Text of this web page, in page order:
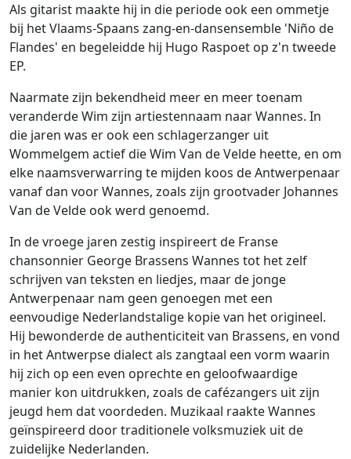
Als gitarist maakte hij in die periode ook een ommetje
bij het Vlaams-Spaans zang-en-dansensemble 'Niño de
Flandes' en begeleidde hij Hugo Raspoet op z'n tweede
EP.
Naarmate zijn bekendheid meer en meer toenam
veranderde Wim zijn artiestennaam naar Wannes. In
die jaren was er ook een schlagerzanger uit
Wommelgem actief die Wim Van de Velde heette, en om
elke naamsverwarring te mijden koos de Antwerpenaar
vanaf dan voor Wannes, zoals zijn grootvader Johannes
Van de Velde ook werd genoemd.
In de vroege jaren zestig inspireert de Franse
chansonnier George Brassens Wannes tot het zelf
schrijven van teksten en liedjes, maar de jonge
Antwerpenaar nam geen genoegen met een
eenvoudige Nederlandstalige kopie van het origineel.
Hij bewonderde de authenticiteit van Brassens, en vond
in het Antwerpse dialect als zangtaal een vorm waarin
hij zich op een even oprechte en geloofwaardige
manier kon uitdrukken, zoals de cafézangers uit zijn
jeugd hem dat voordeden. Muzikaal raakte Wannes
geïnspireerd door traditionele volksmuziek uit de
zuidelijke Nederlanden.